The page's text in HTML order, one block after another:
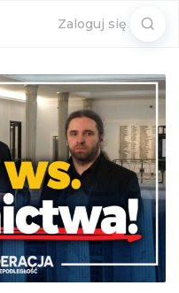
Zaloguj się